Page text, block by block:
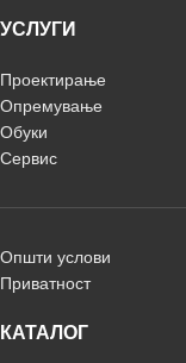
УСЛУГИ
Проектирање
Опремување
Обуки
Сервис
Општи услови
Приватност
КАТАЛОГ